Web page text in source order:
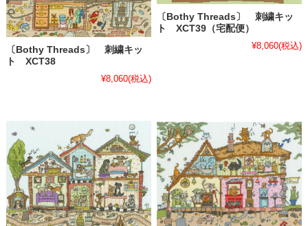
〔Bothy Threads〕 刺繍キッ
ト XCT38
¥8,060(税込)
〔Bothy Threads〕 刺繍キッ
ト XCT39（宅配便）
¥8,060(税込)